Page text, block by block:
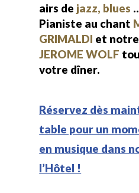
airs de jazz, blues
Pianiste au chant
GRIMALDI et
JEROME WOLF
votre dîner.
Réservez dès
table pour un
en musique dans
l’Hôtel !